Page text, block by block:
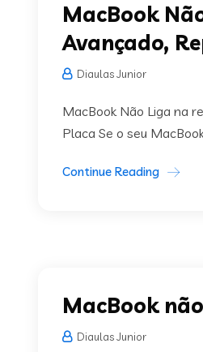
MacBook
Avançado,
Diaulas Junior
MacBook Não Liga na
Placa Se o seu
Continue Reading
MacBook
Diaulas Junior